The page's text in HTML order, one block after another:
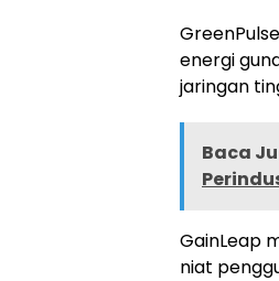
energi
jaringan
Baca
GainLeap
niat